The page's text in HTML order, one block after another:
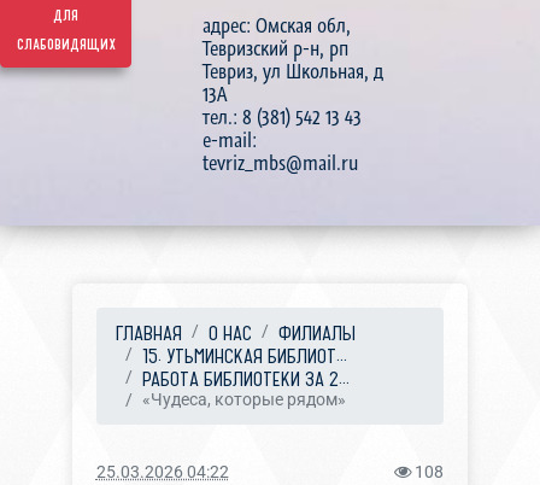
для
слабовидящих
адрес: Омская обл,
Тевризский р-н, рп
Тевриз, ул Школьная, д
13А
тел.: 8 (381) 542 13 43
e-mail:
tevriz_mbs@mail.ru
ГЛАВНАЯ О НАС
ФИЛИАЛЫ
15. УТЬМИНСКАЯ БИБЛИОТ...
РАБОТА БИБЛИОТЕКИ ЗА 2...
«Чудеса, которые рядом»
25.03.2026 04:22 108